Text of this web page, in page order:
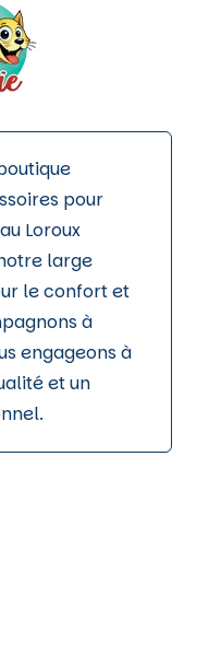
pour
Loroux
large
le confort et
à
engageons à
et un